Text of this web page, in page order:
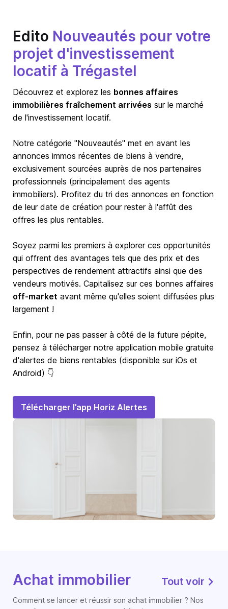
Edito Nouveautés pour votre
projet d'investissement
locatif à Trégastel
Découvrez et explorez les bonnes affaires
immobilières fraîchement arrivées sur le marché
de l'investissement locatif.
Notre catégorie "Nouveautés" met en avant les
annonces immos récentes de biens à vendre,
exclusivement sourcées auprès de nos partenaires
professionnels (principalement des agents
immobiliers). Profitez du tri des annonces en fonction
de leur date de création pour rester à l'affût des
offres les plus rentables.
Soyez parmi les premiers à explorer ces opportunités
qui offrent des avantages tels que des prix et des
perspectives de rendement attractifs ainsi que des
vendeurs motivés. Capitalisez sur ces bonnes affaires
off-market avant même qu'elles soient diffusées plus
largement !
Enfin, pour ne pas passer à côté de la future pépite,
pensez à télécharger notre application mobile gratuite
d'alertes de biens rentables (disponible sur iOs et
Android) 👇
Télécharger l’app Horiz Alertes
Achat immobilier Tout voir
Comment se lancer et réussir son achat immobilier ? Nos